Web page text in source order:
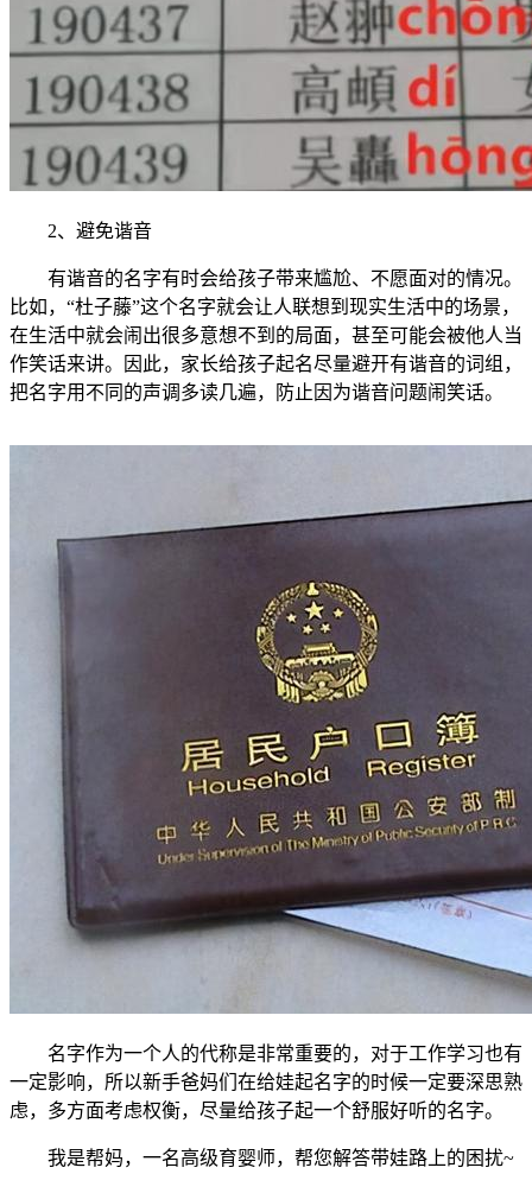
2、避免谐音
有谐音的名字有时会给孩子带来尴尬、不愿面对的情况。
比如，“杜子藤”这个名字就会让人联想到现实生活中的场景，
在生活中就会闹出很多意想不到的局面，甚至可能会被他人当
作笑话来讲。因此，家长给孩子起名尽量避开有谐音的词组，
把名字用不同的声调多读几遍，防止因为谐音问题闹笑话。
名字作为一个人的代称是非常重要的，对于工作学习也有
一定影响，所以新手爸妈们在给娃起名字的时候一定要深思熟
虑，多方面考虑权衡，尽量给孩子起一个舒服好听的名字。
我是帮妈，一名高级育婴师，帮您解答带娃路上的困扰~